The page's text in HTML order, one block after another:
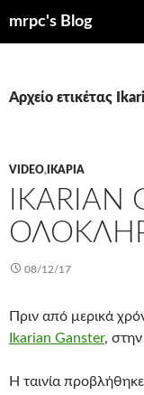
mrpc's Blog
Αρχείο ετικέτας
VIDEO, ΙΚΑΡΊΑ
IKARIAN
08/12/17
Πριν από μερικά
Ikarian Ganster, στην
Η ταινία